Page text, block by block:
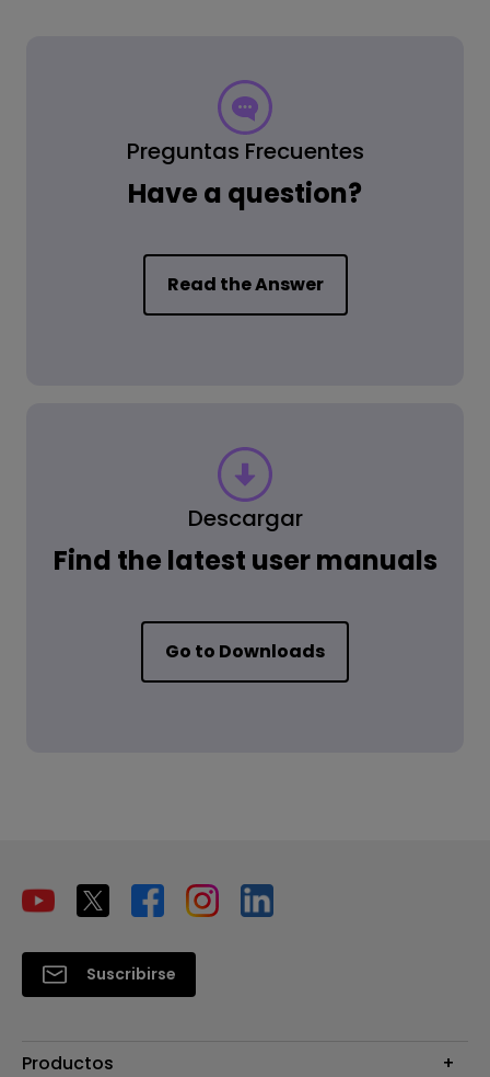
Preguntas Frecuentes
Have a question?
Read the Answer
Descargar
Find the latest user manuals
Go to Downloads
Suscribirse
Productos